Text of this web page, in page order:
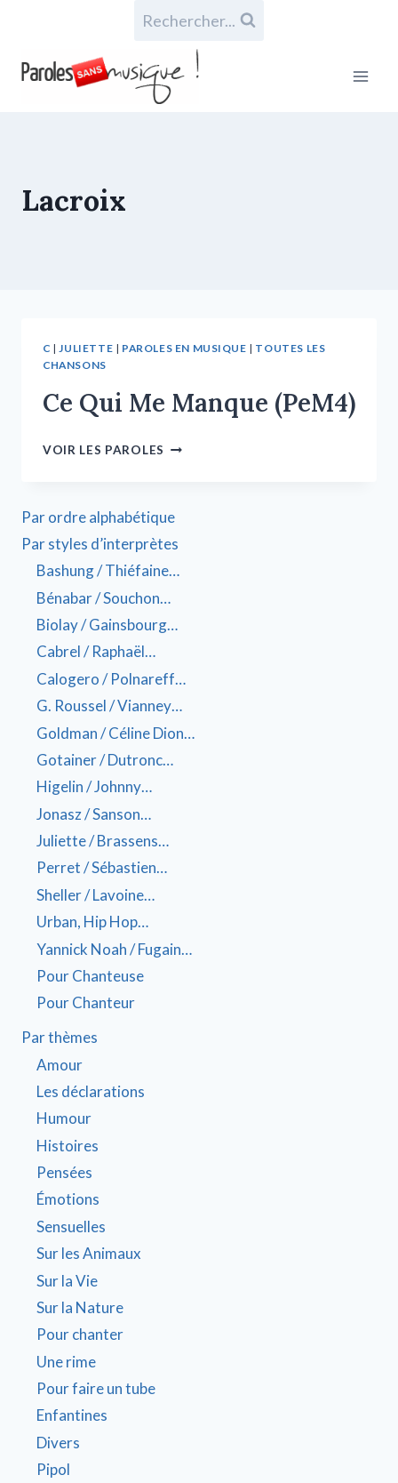
Rechercher...
Lacroix
C |JULIETTE | PAROLES EN MUSIQUE | TOUTES LES
CHANSONS
Ce Qui Me Manque (PeM4)
VOIR LES PAROLES
Par ordre alphabétique
Par styles d’interprètes
Bashung / Thiéfaine…
Bénabar / Souchon…
Biolay / Gainsbourg…
Cabrel / Raphaël…
Calogero / Polnareff…
G. Roussel / Vianney…
Goldman / Céline Dion…
Gotainer / Dutronc…
Higelin / Johnny…
Jonasz / Sanson…
Juliette / Brassens…
Perret / Sébastien…
Sheller / Lavoine…
Urban, Hip Hop…
Yannick Noah / Fugain…
Pour Chanteuse
Pour Chanteur
Par thèmes
Amour
Les déclarations
Humour
Histoires
Pensées
Émotions
Sensuelles
Sur les Animaux
Sur la Vie
Sur la Nature
Pour chanter
Une rime
Pour faire un tube
Enfantines
Divers
Pipol